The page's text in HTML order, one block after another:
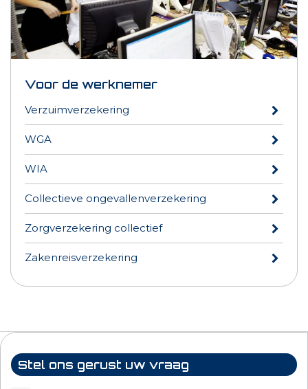
Voor de werknemer
Verzuimverzekering
WGA
WIA
Collectieve ongevallenverzekering
Zorgverzekering collectief
Zakenreisverzekering
Stel ons gerust uw vraag